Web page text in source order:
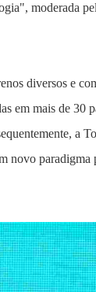
moderada
diversos e
em mais de 30
a
novo paradigma